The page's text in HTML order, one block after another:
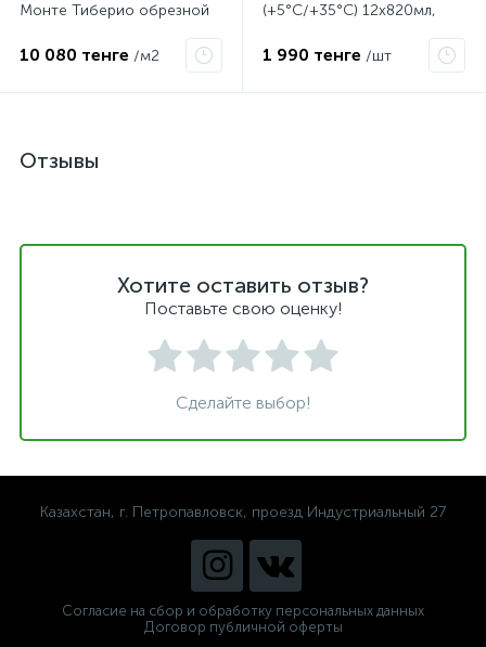
Монте Тиберио обрезной
10 080 тенге /м2
(+5°C/+35°C) 12х820мл,
1 990 тенге /шт
Отзывы
Хотите оставить отзыв?
Поставьте свою оценку!
Сделайте выбор!
Казахстан, г. Петропавловск, проезд Индустриальный 27
Согласие на сбор и обработку персональных данных
Договор публичной оферты